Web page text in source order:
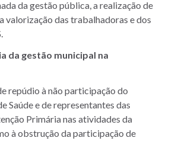
da gestão pública, a realização de
valorização das trabalhadoras e dos
da gestão municipal na
repúdio à não participação do
Saúde e de representantes das
Primária nas atividades da
à obstrução da participação de